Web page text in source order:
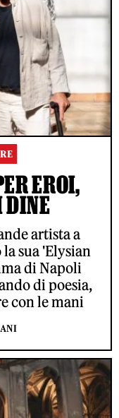
EROI,
DINE
artista a
sua 'Elysian
di Napoli
di poesia,
con le mani